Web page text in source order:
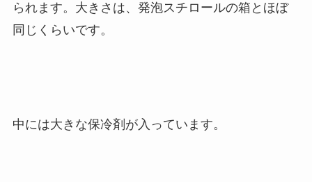
られます。大きさは、発泡スチロールの箱とほぼ
同じくらいです。
中には大きな保冷剤が入っています。